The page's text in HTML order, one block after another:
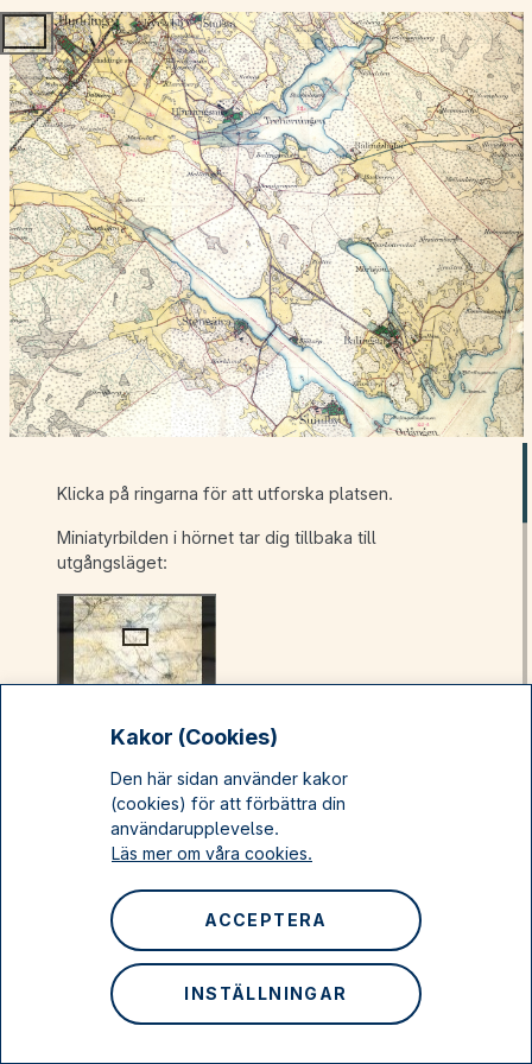
Kakor (Cookies)
Den här sidan använder kakor
(cookies) för att förbättra din
användarupplevelse.
Läs mer om våra cookies.
INSTÄLLNINGAR
ACCEPTERA
Gå direkt till innehåll
Klicka på ringarna för att utforska platsen.
Miniatyrbilden i hörnet tar dig tillbaka till
utgångsläget:
Tillbaka till artikeln om Balingsnäs
Balingsnäs
Torpet finns fortfarande kvar. Det ligger på en udde
(ett näs) i sjön Trehörningen.